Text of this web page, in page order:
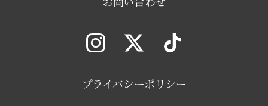
プライバシーポリシー